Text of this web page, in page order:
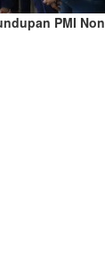
PMI Non